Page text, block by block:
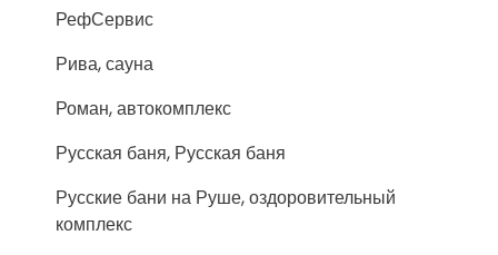
РефСервис
Рива, сауна
Роман, автокомплекс
Русская баня, Русская баня
Русские бани на Руше, оздоровительный
комплекс